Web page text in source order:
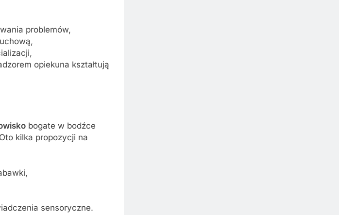
problemów,
opiekuna kształtują
bogate w bodźce
kilka propozycji na
sensoryczne.